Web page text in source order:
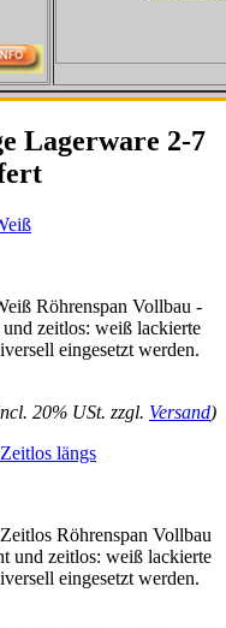
Lagerware 2-7
Röhrenspan Vollbau -
zeitlos: weiß lackierte
eingesetzt werden.
20% USt. zzgl. Versand)
längs
Röhrenspan Vollbau
und zeitlos: weiß lackierte
eingesetzt werden.